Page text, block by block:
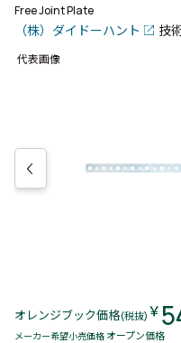
Free Joint Plate
（株）ダイドーハント 技
代表画像
オレンジブック価格(税抜) ￥
メーカー希望小売価格 オープン価格